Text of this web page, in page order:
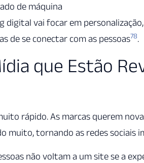
de máquina
digital vai focar em
de se conectar com as pessoas78.
que Estão
rápido. As marcas querem
muito, tornando as redes
não voltam a um site se a